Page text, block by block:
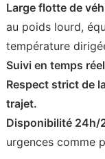
Large flotte de
au poids lourd,
température
Suivi en temps
Respect strict de
trajet.
Disponibilité 24h/
urgences comme